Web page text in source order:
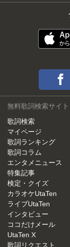
無料歌詞検索サイト
歌詞検索
マイページ
歌詞ランキング
歌詞コラム
エンタメニュース
特集記事
検定・クイズ
カラオケUtaTen
ライブUtaTen
インタビュー
ココだけメール
UtaTen X
歌詞リクエスト